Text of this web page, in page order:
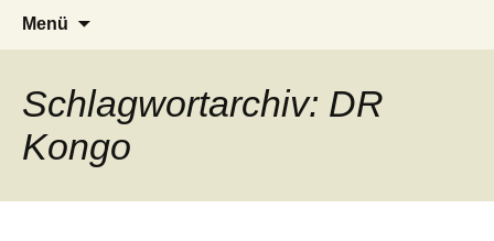
AFRICA live
Seit 1998: Aktuelles aus und mit Bezug
zu Afrika
Menü
Schlagwortarchiv: DR
Kongo